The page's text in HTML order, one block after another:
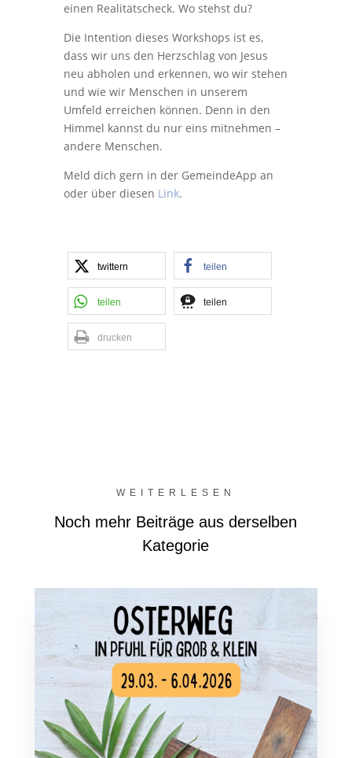
einen Realitätscheck. Wo stehst du?
Die Intention dieses Workshops ist es,
dass wir uns den Herzschlag von Jesus
neu abholen und erkennen, wo wir stehen
und wie wir Menschen in unserem
Umfeld erreichen können. Denn in den
Himmel kannst du nur eins mitnehmen –
andere Menschen.
Meld dich gern in der GemeindeApp an
oder über diesen Link.
twittern teilen
teilen teilen
drucken
WEITERLESEN
Noch mehr Beiträge aus derselben
Kategorie